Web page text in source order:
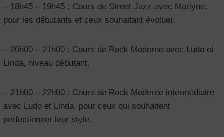
– 18h45 – 19h45 : Cours de Street Jazz avec Marlyne,
pour les débutants et ceux souhaitant évoluer.
– 20h00 – 21h00 : Cours de Rock Moderne avec Ludo et
Linda, niveau débutant.
– 21h00 – 22h00 : Cours de Rock Moderne intermédiaire
avec Ludo et Linda, pour ceux qui souhaitent
perfectionner leur style.